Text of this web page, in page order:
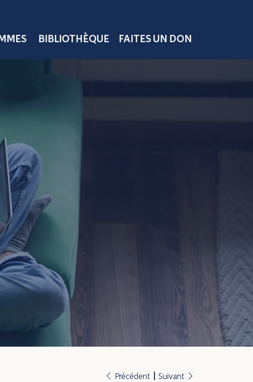
BIBLIOTHÈQUE FAITES UN DON
Précédent Suivant